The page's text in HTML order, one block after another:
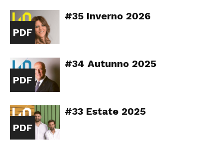
PDF
#35 Inverno 2026
PDF
#34 Autunno 2025
PDF
#33 Estate 2025